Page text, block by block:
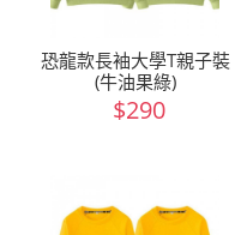
恐龍款長袖大學T親子裝
(牛油果綠)
$290